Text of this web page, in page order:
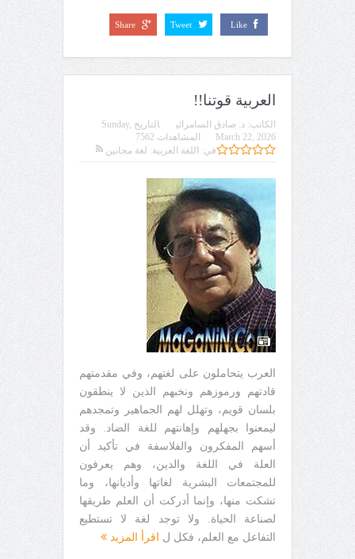
Like
Tweet
Share
العربية قوتنا!!
الكاتب: د. صادق السامرائي التاريخ Sunday,
March 22, 2026
في: اللغة العربية: لغة مجانين
المشاهدات 7562
العرب يتحاملون على لغتهم، وفي مقدمتهم
قادتهم ورموزهم ونخبهم الذين لا ينطقون
بلسان قويم، وتهلل لهم الجماهير وتمجدهم
ليمعنوا بجهلهم وإهانتهم للغة الضاد. وقد
أسهم المفكرون والفلاسفة في تأكيد أن
العلة في اللغة والدين، وهم يعرفون
للمجتمعات البشرية لغاتها وأديانها، وما
تشكت منها، وإنما أدركت أن العلم طريقها
لصناعة الحياة. ولا توجد لغة لا تستطيع
التفاعل مع العلم، فكل ل
اقرأ المزيد